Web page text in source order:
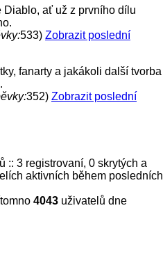
Diablo, ať už z prvního dílu
533) Zobrazit poslední
fanarty a jakákoli další tvorba
352) Zobrazit poslední
:: 3 registrovaní, 0 skrytých a
aktivních během posledních
4043 uživatelů dne